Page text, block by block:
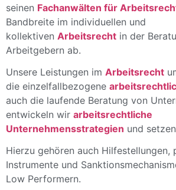
seinen Fachanwälten für
Bandbreite im individuellen und
kollektiven Arbeitsrecht in der
Arbeitgebern ab.
Unsere Leistungen im Arbeitsrecht
die einzelfallbezogene
auch die laufende Beratung von
entwickeln wir arbeitsrechtliche
Unternehmensstrategien und
Hierzu gehören auch Hilfestellungen,
Instrumente und
Low Performern.